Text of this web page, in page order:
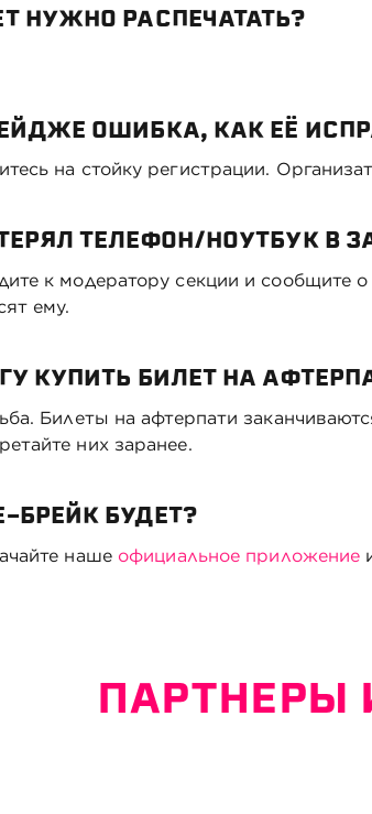
НУЖНО РАСПЕЧАТАТЬ?
ОШИБКА, КАК ЕЁ
на стойку регистрации.
ТЕЛЕФОН/НОУТБУК В
к модератору секции и сообщите
ему.
КУПИТЬ БИЛЕТ НА
Билеты на афтерпати
них заранее.
БРЕЙК БУДЕТ?
наше официальное приложение
ПАРТНЕРЫ